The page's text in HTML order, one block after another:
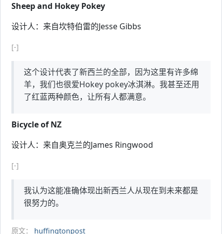
Sheep and Hokey Pokey
设计人：来自坎特伯雷的Jesse Gibbs
[-]
这个设计代表了新西兰的全部，因为这里有许多绵
羊，我们也很爱Hokey pokey冰淇淋。我甚至还用
了红蓝两种颜色，让所有人都满意。
Bicycle of NZ
设计人：来自奥克兰的James Ringwood
[-]
我认为这能准确体现出新西兰人从现在到未来都是
很努力的。
原文： huffingtonpost